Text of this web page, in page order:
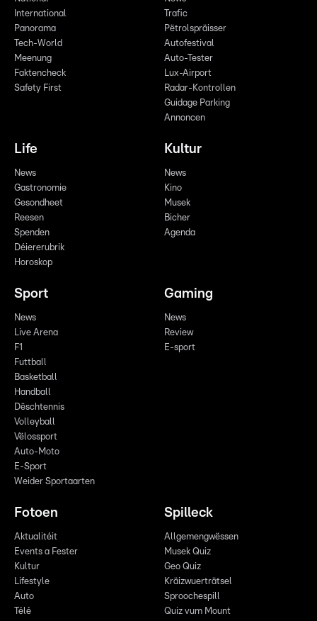
International
Panorama
Tech-World
Meenung
Faktencheck
Safety First
Trafic
Pëtrolspräisser
Autofestival
Auto-Tester
Lux-Airport
Radar-Kontrollen
Guidage Parking
Annoncen
Life
News
Gastronomie
Gesondheet
Reesen
Spenden
Déiererubrik
Horoskop
Kultur
News
Kino
Musek
Bicher
Agenda
Sport
News
Live Arena
F1
Futtball
Basketball
Handball
Dëschtennis
Volleyball
Vëlossport
Auto-Moto
E-Sport
Weider Sportaarten
Gaming
News
Review
E-sport
Fotoen
Aktualitéit
Events a Fester
Kultur
Lifestyle
Auto
Télé
Spilleck
Allgemengwëssen
Musek Quiz
Geo Quiz
Kräizwuerträtsel
Sproochespill
Quiz vum Mount